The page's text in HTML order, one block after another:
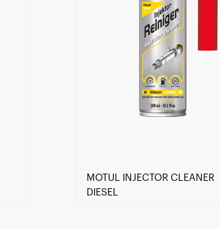
MOTUL INJECTOR CLEANER
DIESEL